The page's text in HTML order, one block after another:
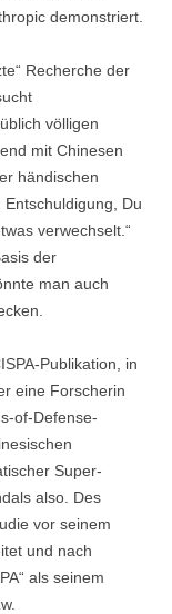
demonstriert.
Recherche der
völligen
mit Chinesen
händischen
Du
verwechselt.“
der
man auch
Publikation, in
eine Forscherin
of-Defense-
Super-
also. Des
vor seinem
und nach
als seinem